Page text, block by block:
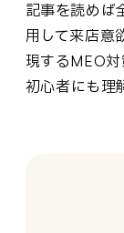
記事を読めば
用して来店意
現するMEO
初心者にも理